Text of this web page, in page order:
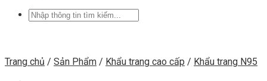
Tìm
kiếm:
Trang chủ / Sản Phẩm / Khẩu trang cao cấp / Khẩu trang N95